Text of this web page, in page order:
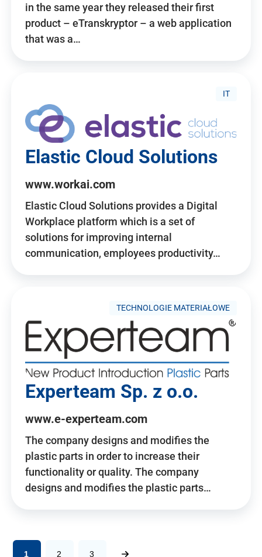
in the same year they released their first
product – eTranskryptor – a web application
that was a…
IT
Elastic Cloud Solutions
www.workai.com
Elastic Cloud Solutions provides a Digital
Workplace platform which is a set of
solutions for improving internal
communication, employees productivity…
TECHNOLOGIE MATERIAŁOWE
Experteam Sp. z o.o.
www.e-experteam.com
The company designs and modifies the
plastic parts in order to increase their
functionality or quality. The company
designs and modifies the plastic parts…
1 2 3